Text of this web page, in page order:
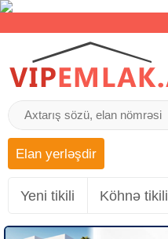
Elan yerləşdir
Yeni tikili Köhnə tikili